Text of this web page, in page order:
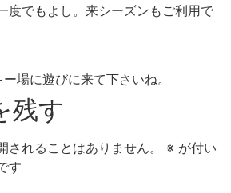
度でもよし。来シーズンもご利用で
場に遊びに来て下さいね。
残す
されることはありません。 ※ が付い
す